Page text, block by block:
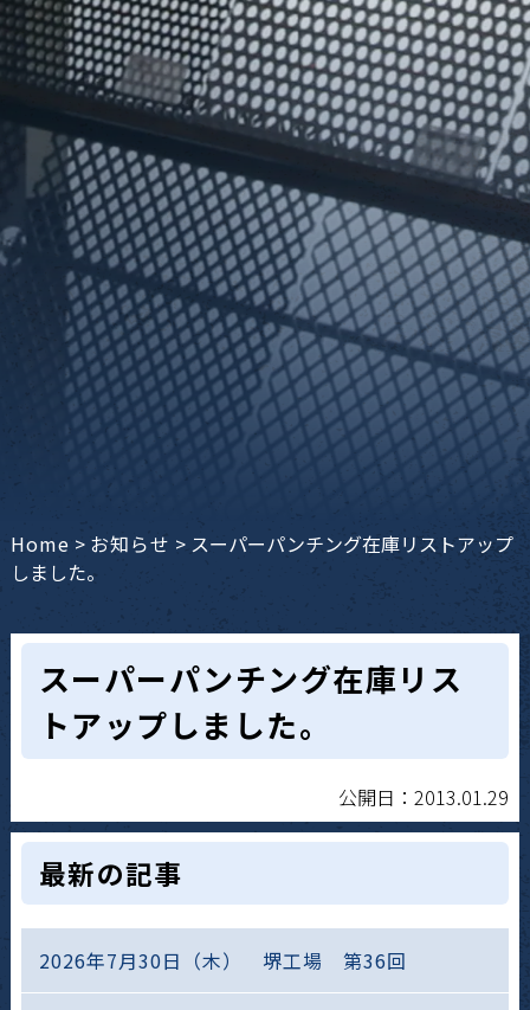
Home > お知らせ > スーパーパンチング在庫リストアップ
しました。
スーパーパンチング在庫リス
トアップしました。
公開日：2013.01.29
最新の記事
2026年7月30日（木） 堺工場 第36回